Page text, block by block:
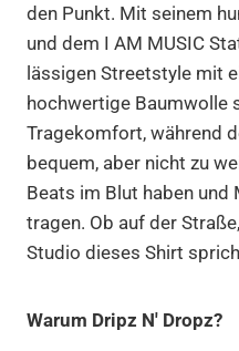
den Punkt. Mit seinem
und dem I AM MUSIC
lässigen Streetstyle mit
hochwertige Baumwolle
Tragekomfort, während
bequem, aber nicht zu
Beats im Blut haben
tragen. Ob auf der
Studio dieses Shirt
Warum Dripz N' Dropz?